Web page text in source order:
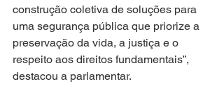
construção coletiva de soluções para
uma segurança pública que priorize a
preservação da vida, a justiça e o
respeito aos direitos fundamentais”,
destacou a parlamentar.